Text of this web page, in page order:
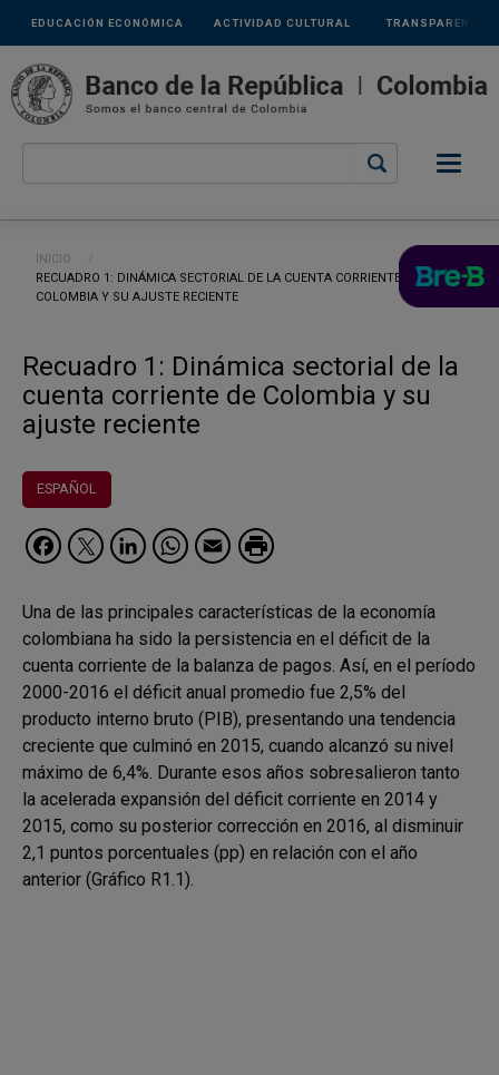
Pasar al contenido principal
Links
secundarios
ACTIVIDAD CULTURAL
EDUCACIÓN ECONÓMICA TRANSPARENCIA
Ruta de navegación
INICIO
CURRENT:
RECUADRO 1: DINÁMICA SECTORIAL DE LA CUENTA CORRIENTE DE
COLOMBIA Y SU AJUSTE RECIENTE
Recuadro 1: Dinámica sectorial de la
cuenta corriente de Colombia y su
ajuste reciente
ESPAÑOL
Facebook
Twitter
LinkedIn
WhatsApp
Email
Una de las principales características de la economía
colombiana ha sido la persistencia en el déficit de la
cuenta corriente de la balanza de pagos. Así, en el período
2000-2016 el déficit anual promedio fue 2,5% del
producto interno bruto (PIB), presentando una tendencia
creciente que culminó en 2015, cuando alcanzó su nivel
máximo de 6,4%. Durante esos años sobresalieron tanto
la acelerada expansión del déficit corriente en 2014 y
2015, como su posterior corrección en 2016, al disminuir
2,1 puntos porcentuales (pp) en relación con el año
anterior (Gráfico R1.1).